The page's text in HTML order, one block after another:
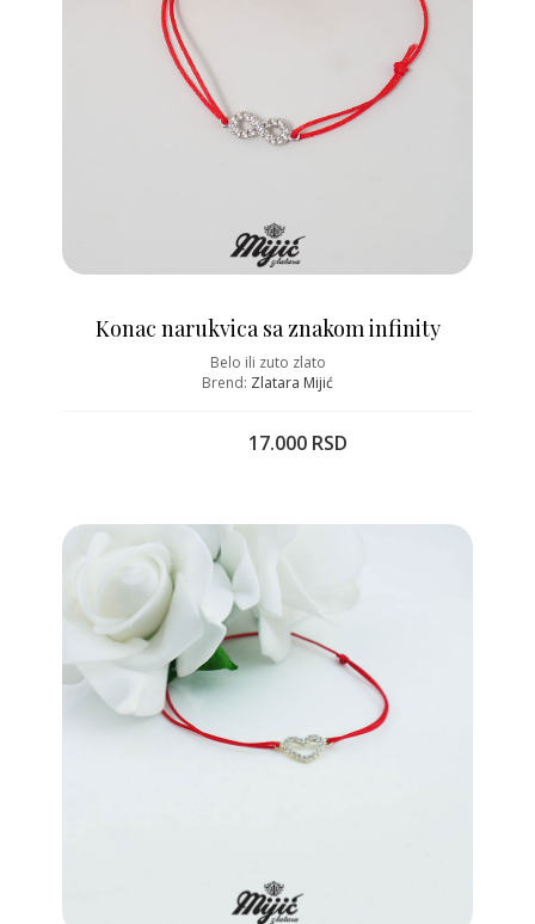
Konac narukvica sa znakom infinity
Belo ili zuto zlato
Brend: Zlatara Mijić
17.000 RSD